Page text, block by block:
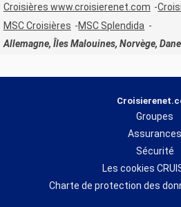
Croisières www.croisierenet.com
MSC Croisières
MSC Splendida
Allemagne, Îles Malouines, Norvège,
Groupes
Assurances
Sécurité
Les cookies
Charte de protection des